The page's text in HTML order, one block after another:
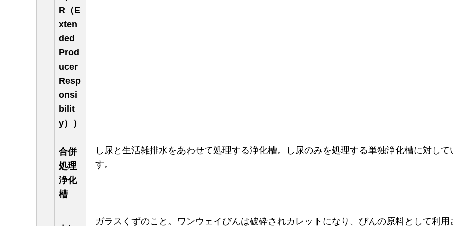
R（E
xten
ded
Prod
ucer
Resp
onsi
bilit
y））
合併
処理
浄化
槽
し尿と生活雑排水をあわせて処理する浄化槽。し尿のみを処理する単独浄化槽に対して
す。
ガラスくずのこと。ワンウェイびんは破砕されカレットになり、びんの原料として利用